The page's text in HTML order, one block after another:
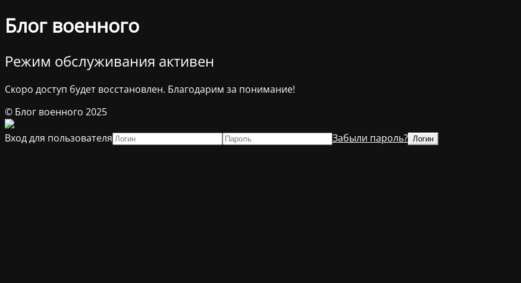
Блог военного
Режим обслуживания активен
Скоро доступ будет восстановлен. Благодарим за понимание!
© Блог военного 2025
Вход для пользователя
Забыли пароль?